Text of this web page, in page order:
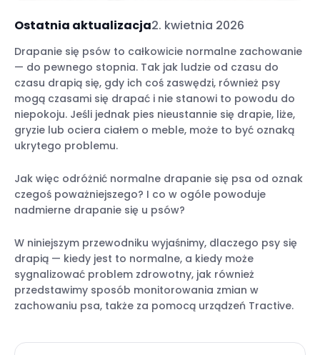
Ostatnia aktualizacja2. kwietnia 2026
Drapanie się psów to całkowicie normalne zachowanie
— do pewnego stopnia. Tak jak ludzie od czasu do
czasu drapią się, gdy ich coś zaswędzi, również psy
mogą czasami się drapać i nie stanowi to powodu do
niepokoju. Jeśli jednak pies nieustannie się drapie, liże,
gryzie lub ociera ciałem o meble, może to być oznaką
ukrytego problemu.
Jak więc odróżnić normalne drapanie się psa od oznak
czegoś poważniejszego? I co w ogóle powoduje
nadmierne drapanie się u psów?
W niniejszym przewodniku wyjaśnimy, dlaczego psy się
drapią — kiedy jest to normalne, a kiedy może
sygnalizować problem zdrowotny, jak również
przedstawimy sposób monitorowania zmian w
zachowaniu psa, także za pomocą urządzeń Tractive.